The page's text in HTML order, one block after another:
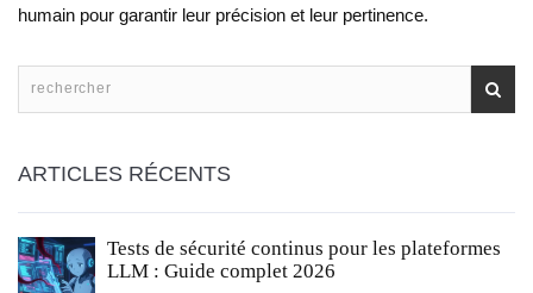
humain pour garantir leur précision et leur pertinence.
ARTICLES RÉCENTS
Tests de sécurité continus pour les plateformes
LLM : Guide complet 2026